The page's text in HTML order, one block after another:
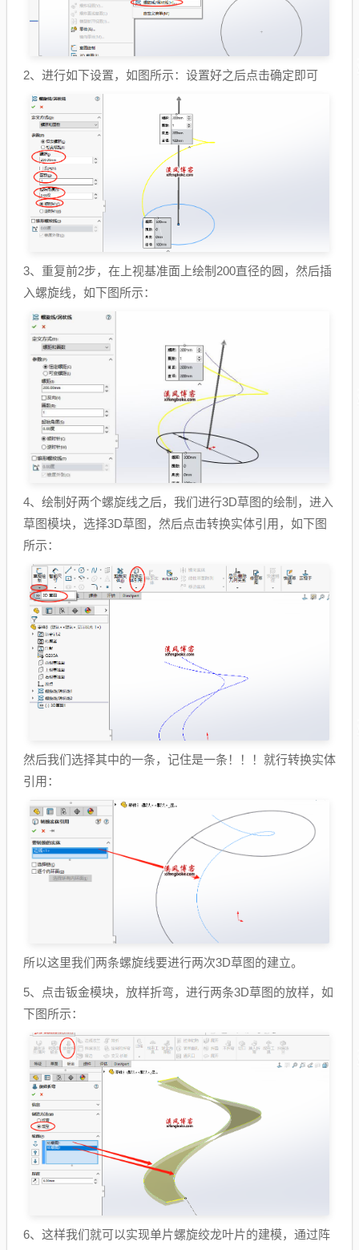
2、进行如下设置，如图所示：设置好之后点击确定即可
3、重复前2步，在上视基准面上绘制200直径的圆，然后插
入螺旋线，如下图所示：
4、绘制好两个螺旋线之后，我们进行3D草图的绘制，进入
草图模块，选择3D草图，然后点击转换实体引用，如下图
所示：
然后我们选择其中的一条，记住是一条！！！就行转换实体
引用：
所以这里我们两条螺旋线要进行两次3D草图的建立。
5、点击钣金模块，放样折弯，进行两条3D草图的放样，如
下图所示：
6、这样我们就可以实现单片螺旋绞龙叶片的建模，通过阵